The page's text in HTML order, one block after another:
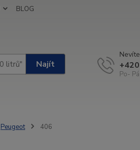
BLOG
Najít
Po-
Peugeot 406